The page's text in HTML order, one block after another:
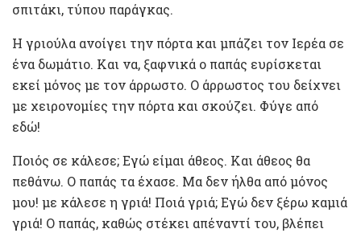
σπιτάκι, τύπου παράγκας.
Η γριούλα ανοίγει την πόρτα και μπάζει τον Ιερέα σε
ένα δωμάτιο. Και να, ξαφνικά ο παπάς ευρίσκεται
εκεί μόνος με τον άρρωστο. Ο άρρωστος του δείχνει
με χειρονομίες την πόρτα και σκούζει. Φύγε από
εδώ!
Ποιός σε κάλεσε; Εγώ είμαι άθεος. Και άθεος θα
πεθάνω. Ο παπάς τα έχασε. Μα δεν ήλθα από μόνος
μου! με κάλεσε η γριά! Ποιά γριά; Εγώ δεν ξέρω καμιά
γριά! Ο παπάς, καθώς στέκει απέναντί του, βλέπει